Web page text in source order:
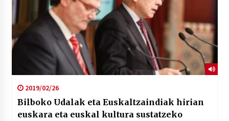
2019/02/26
Bilboko Udalak eta Euskaltzaindiak hirian
euskara eta euskal kultura sustatzeko